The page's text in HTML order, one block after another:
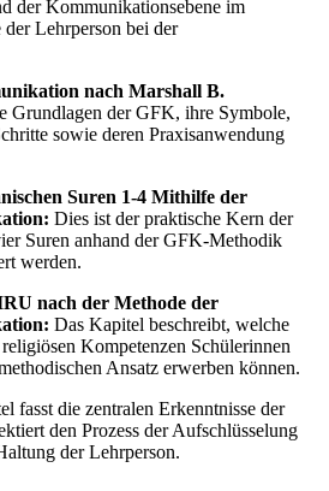
der Kommunikationsebene im
Lehrperson bei der
nach Marshall B.
Grundlagen der GFK, ihre Symbole,
sowie deren Praxisanwendung
Suren 1-4 Mithilfe der
Dies ist der praktische Kern der
Suren anhand der GFK-Methodik
werden.
nach der Methode der
Das Kapitel beschreibt, welche
Kompetenzen Schülerinnen
Ansatz erwerben können.
fasst die zentralen Erkenntnisse der
den Prozess der Aufschlüsselung
der Lehrperson.